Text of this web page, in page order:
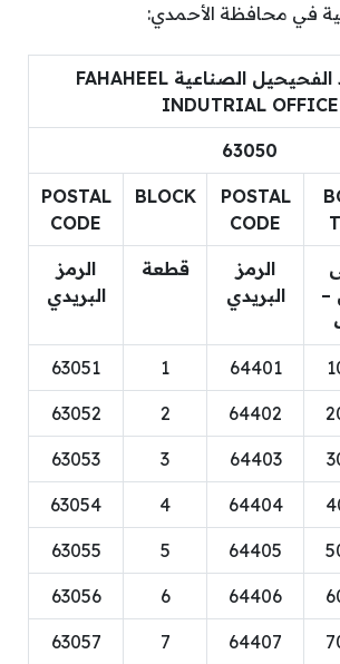
في محافظة الأحمدي:
مكتب بريد الفحيحيل الصناعية FAHAHEEL
INDUTRIAL OFFICE
63050
POSTAL
CODE
BLOCK
POSTAL
CODE
الرمز
البريدي
قطعة
الرمز
البريدي
64401
1
63051
64402
2
63052
64403
3
63053
64404
4
63054
64405
5
63055
64406
6
63056
64407
7
63057